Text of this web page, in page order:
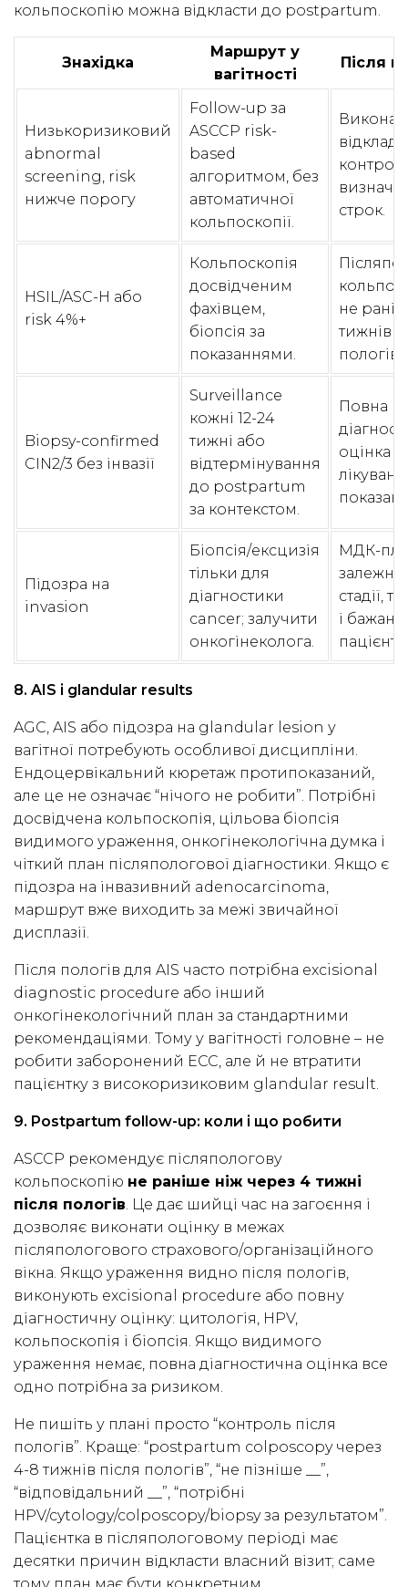
кольпоскопію можна відкласти до postpartum.
Знахідка
Маршрут у
вагітності
Після
Низькоризиковий
abnormal
screening, risk
нижче порогу
Follow-up за
ASCCP risk-
based
алгоритмом, без
автоматичної
кольпоскопії.
строк.
HSIL/ASC-H або
risk 4%+
Кольпоскопія
досвідченим
фахівцем,
біопсія за
показаннями.
не
тижнів
пологів.
Biopsy-confirmed
CIN2/3 без інвазії
Surveillance
кожні 12-24
тижні або
відтермінування
до postpartum
за контекстом.
Повна
оцінка і
Підозра на
invasion
Біопсія/ексцизія
тільки для
діагностики
cancer; залучити
онкогінеколога.
МДК-
залежно
стадії,
і
8. AIS і glandular results
AGC, AIS або підозра на glandular lesion у
вагітної потребують особливої дисципліни.
Ендоцервікальний кюретаж протипоказаний,
але це не означає “нічого не робити”. Потрібні
досвідчена кольпоскопія, цільова біопсія
видимого ураження, онкогінекологічна думка і
чіткий план післяпологової діагностики. Якщо є
підозра на інвазивний adenocarcinoma,
маршрут вже виходить за межі звичайної
дисплазії.
Після пологів для AIS часто потрібна excisional
diagnostic procedure або інший
онкогінекологічний план за стандартними
рекомендаціями. Тому у вагітності головне – не
робити заборонений ECC, але й не втратити
пацієнтку з високоризиковим glandular result.
9. Postpartum follow-up: коли і що робити
ASCCP рекомендує післяпологову
кольпоскопію не раніше ніж через 4 тижні
після пологів. Це дає шийці час на загоєння і
дозволяє виконати оцінку в межах
післяпологового страхового/організаційного
вікна. Якщо ураження видно після пологів,
виконують excisional procedure або повну
діагностичну оцінку: цитологія, HPV,
кольпоскопія і біопсія. Якщо видимого
ураження немає, повна діагностична оцінка все
одно потрібна за ризиком.
Не пишіть у плані просто “контроль після
пологів”. Краще: “postpartum colposcopy через
4-8 тижнів після пологів”, “не пізніше __”,
“відповідальний __”, “потрібні
HPV/cytology/colposcopy/biopsy за результатом”.
Пацієнтка в післяпологовому періоді має
десятки причин відкласти власний візит; саме